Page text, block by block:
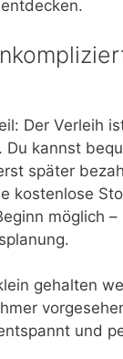
Der Verleih
kannst
später
kostenlose
möglich
gehalten
und